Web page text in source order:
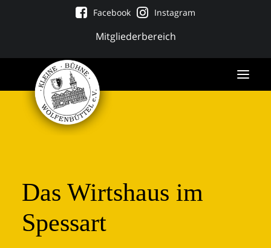
Mitgliederbereich
Facebook Instagram
Das Wirtshaus im
Spessart